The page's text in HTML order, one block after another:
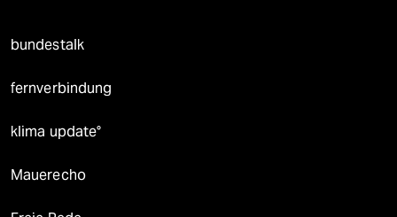
bundestalk
fernverbindung
klima update°
Mauerecho